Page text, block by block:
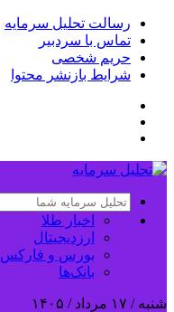
رسالت تحلیل سرمایه
تماس با سردبیر
حریم شخصی
شرایط بازنشر محتوا
اخبار طلا
ارزدیجیتال
بورس و فارکس
بانک‌ها
شنبه / ۱۷ مرداد / ۱۴۰۵